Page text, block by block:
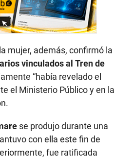
mujer, además, confirmó la
vinculados al Tren de
“había revelado el
el Ministerio Público y en la
se produjo durante una
con ella este fin de
fue ratificada